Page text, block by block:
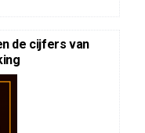
de cijfers van